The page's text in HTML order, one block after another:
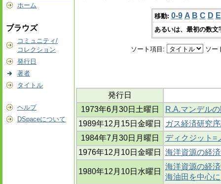
ホーム
ブラウズ
コミュニティ/
コレクション
発行日
著者
タイトル
ヘルプ
DSpaceについて
移動: 0-9 A B C D E
あるいは、最初の数
ソート項目: ソー
発行日
1973年6月30日土曜日
R.A.マンデル
1989年12月15日金曜日
ガス経済研究
1984年7月30日月曜日
ディクジット=
1976年12月10日金曜日
海洋資源の経
1980年12月10日水曜日
海洋資源の経
海油田を中心に